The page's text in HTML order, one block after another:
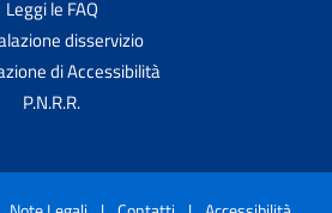
Leggi le FAQ
disservizio
di Accessibilità
P.N.R.R.